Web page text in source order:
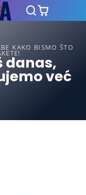
KAKO BISMO ŠTO
danas,
već